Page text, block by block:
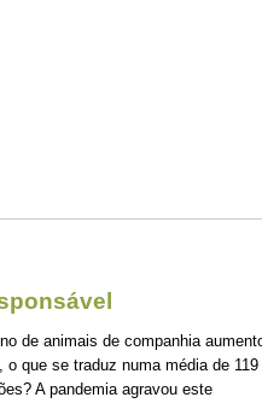
de animais de companhia
que se traduz numa média de 119
A pandemia agravou este